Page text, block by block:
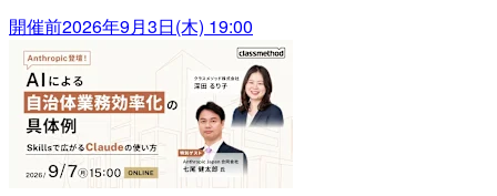
開催前2026年9月3日(木) 19:00